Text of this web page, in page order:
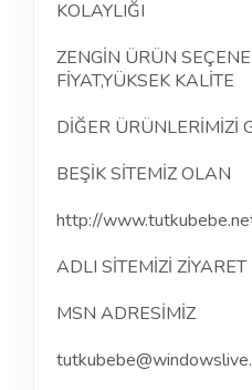
KOLAYLIĞI
ZENGİN ÜRÜN
FİYAT,YÜKSEK KALİTE
DİĞER ÜRÜNLERİMİZİ
BEŞİK SİTEMİZ OLAN
http://
ADLI SİTEMİZİ
MSN ADRESİMİZ